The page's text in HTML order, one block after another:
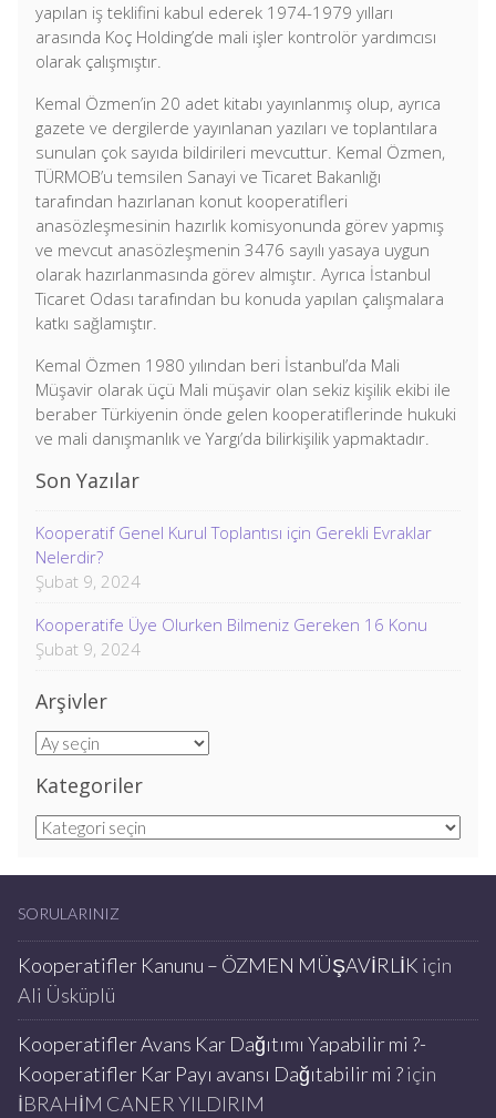
yapılan iş teklifini kabul ederek 1974-1979 yılları
arasında Koç Holding’de mali işler kontrolör yardımcısı
olarak çalışmıştır.
Kemal Özmen’in 20 adet kitabı yayınlanmış olup, ayrıca
gazete ve dergilerde yayınlanan yazıları ve toplantılara
sunulan çok sayıda bildirileri mevcuttur. Kemal Özmen,
TÜRMOB’u temsilen Sanayi ve Ticaret Bakanlığı
tarafından hazırlanan konut kooperatifleri
anasözleşmesinin hazırlık komisyonunda görev yapmış
ve mevcut anasözleşmenin 3476 sayılı yasaya uygun
olarak hazırlanmasında görev almıştır. Ayrıca İstanbul
Ticaret Odası tarafından bu konuda yapılan çalışmalara
katkı sağlamıştır.
Kemal Özmen 1980 yılından beri İstanbul’da Mali
Müşavir olarak üçü Mali müşavir olan sekiz kişilik ekibi ile
beraber Türkiyenin önde gelen kooperatiflerinde hukuki
ve mali danışmanlık ve Yargı’da bilirkişilik yapmaktadır.
Son Yazılar
Kooperatif Genel Kurul Toplantısı için Gerekli Evraklar
Nelerdir?
Şubat 9, 2024
Kooperatife Üye Olurken Bilmeniz Gereken 16 Konu
Şubat 9, 2024
Arşivler
Arşivler
Kategoriler
Kategoriler
SORULARINIZ
Kooperatifler Kanunu – ÖZMEN MÜŞAVİRLİK için
Ali Üsküplü
Kooperatifler Avans Kar Dağıtımı Yapabilir mi ?-
Kooperatifler Kar Payı avansı Dağıtabilir mi ?için
İBRAHİM CANER YILDIRIM